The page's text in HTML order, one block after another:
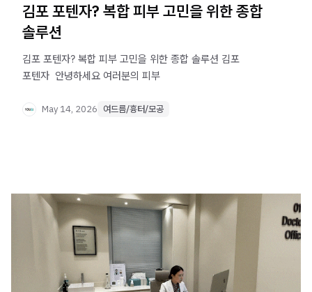
김포 포텐자? 복합 피부 고민을 위한 종합
솔루션
김포 포텐자? 복합 피부 고민을 위한 종합 솔루션 김포
포텐자 ​ 안녕하세요 여러분의 피부
May 14, 2026 여드름/흉터/모공